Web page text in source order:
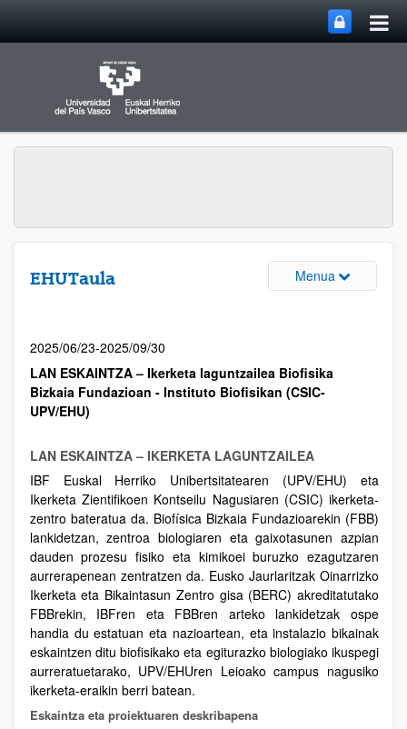
EHUTaula Menua
2025/06/23-2025/09/30
LAN ESKAINTZA – Ikerketa laguntzailea Biofisika
Bizkaia Fundazioan - Instituto Biofisikan (CSIC-
UPV/EHU)
LAN ESKAINTZA – IKERKETA LAGUNTZAILEA
IBF Euskal Herriko Unibertsitatearen (UPV/EHU) eta
Ikerketa Zientifikoen Kontseilu Nagusiaren (CSIC) ikerketa-
zentro bateratua da. Biofísica Bizkaia Fundazioarekin (FBB)
lankidetzan, zentroa biologiaren eta gaixotasunen azpian
dauden prozesu fisiko eta kimikoei buruzko ezagutzaren
aurrerapenean zentratzen da. Eusko Jaurlaritzak Oinarrizko
Ikerketa eta Bikaintasun Zentro gisa (BERC) akreditatutako
FBBrekin, IBFren eta FBBren arteko lankidetzak ospe
handia du estatuan eta nazioartean, eta instalazio bikainak
eskaintzen ditu biofisikako eta egiturazko biologiako ikuspegi
aurreratuetarako, UPV/EHUren Leioako campus nagusiko
ikerketa-eraikin berri batean.
Eskaintza eta proiektuaren deskribapena